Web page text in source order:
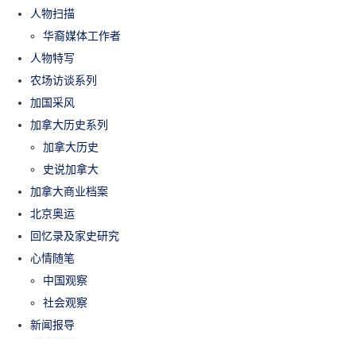
人物扫描
华裔媒体工作者
人物特写
农场访谈系列
加国采风
加拿大历史系列
加拿大历史
史说加拿大
加拿大商业档案
北京奥运
回忆录及家史研究
心情随笔
中国观察
社会观察
新闻报导